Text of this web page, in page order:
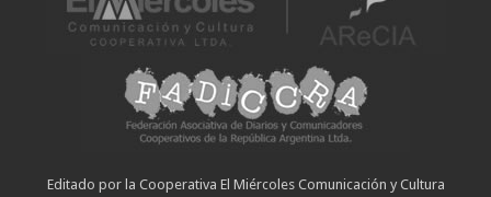
Editado por la Cooperativa El Miércoles Comunicación y Cultura